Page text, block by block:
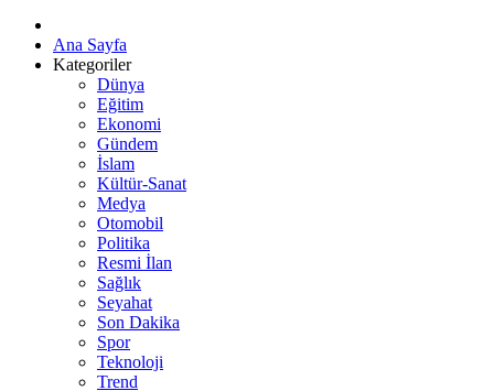
Ana Sayfa
Kategoriler
Dünya
Eğitim
Ekonomi
Gündem
İslam
Kültür-Sanat
Medya
Otomobil
Politika
Resmi İlan
Sağlık
Seyahat
Son Dakika
Spor
Teknoloji
Trend